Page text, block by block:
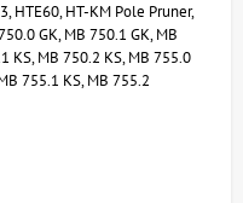
HTE60, HT-KM Pole Pruner,
GK, MB 750.1 GK, MB
KS, MB 750.2 KS, MB 755.0
755.1 KS, MB 755.2